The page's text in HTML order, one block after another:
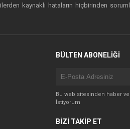
kaynaklı hataların hiçbirinden
BÜLTEN ABONELİĞİ
Bu web sitesinden haber
İstiyorum
BİZİ TAKİP ET